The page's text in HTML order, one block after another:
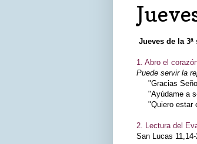
Jueves de la 3ª
1. Abro el
Puede servir la
"Gracias Señor
"Ayúdame a
"Quiero estar
2. Lectura del
San Lucas